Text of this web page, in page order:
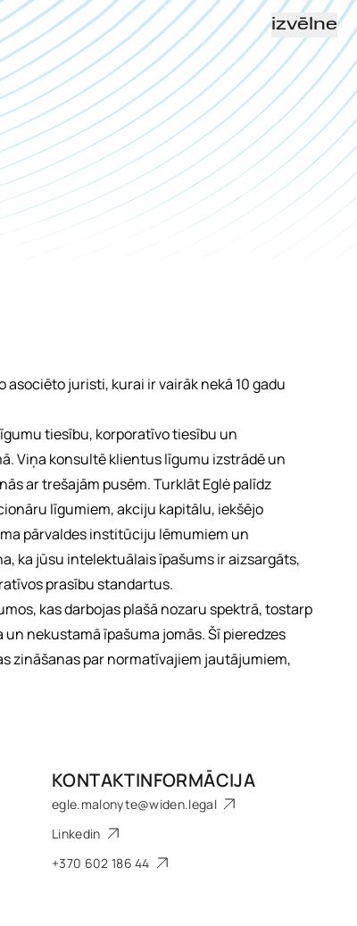
izvēlne
asociēto juristi, kurai ir vairāk nekā 10 gadu
tiesību, korporatīvo tiesību un
Viņa konsultē klientus līgumu izstrādē un
ar trešajām pusēm. Turklāt Eglė palīdz
līgumiem, akciju kapitālu, iekšējo
pārvaldes institūciju lēmumiem un
ka jūsu intelektuālais īpašums ir aizsargāts,
prasību standartus.
kas darbojas plašā nozaru spektrā, tostarp
nekustamā īpašuma jomās. Šī pieredzes
zināšanas par normatīvajiem jautājumiem,
KONTAKTINFORMĀCIJA
egle.malonyte@widen.legal
Linkedin
+370 602 186 44